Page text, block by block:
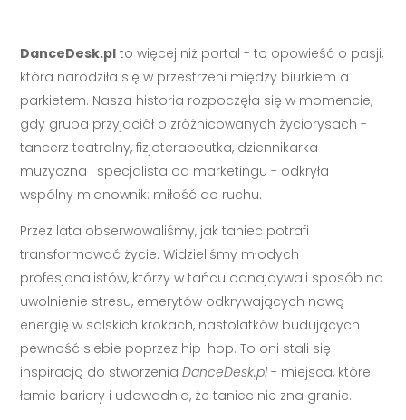
DanceDesk.pl to więcej niż portal - to opowieść o pasji,
która narodziła się w przestrzeni między biurkiem a
parkietem. Nasza historia rozpoczęła się w momencie,
gdy grupa przyjaciół o zróżnicowanych życiorysach -
tancerz teatralny, fizjoterapeutka, dziennikarka
muzyczna i specjalista od marketingu - odkryła
wspólny mianownik: miłość do ruchu.
Przez lata obserwowaliśmy, jak taniec potrafi
transformować życie. Widzieliśmy młodych
profesjonalistów, którzy w tańcu odnajdywali sposób na
uwolnienie stresu, emerytów odkrywających nową
energię w salskich krokach, nastolatków budujących
pewność siebie poprzez hip-hop. To oni stali się
inspiracją do stworzeniaDanceDesk.pl - miejsca, które
łamie bariery i udowadnia, że taniec nie zna granic.